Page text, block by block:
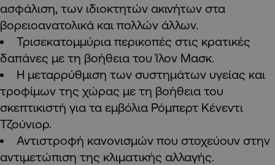
ασφάλιση, των ιδιοκτητών ακινήτων στα
βορειοανατολικά και πολλών άλλων.
Τρισεκατομμύρια περικοπές στις κρατικές
δαπάνες με τη βοήθεια του Ίλον Μασκ.
Η μεταρρύθμιση των συστημάτων υγείας και
τροφίμων της χώρας με τη βοήθεια του
σκεπτικιστή για τα εμβόλια Ρόμπερτ Κένεντι
Τζούνιορ.
Αντιστροφή κανονισμών που στοχεύουν στην
αντιμετώπιση της κλιματικής αλλαγής.